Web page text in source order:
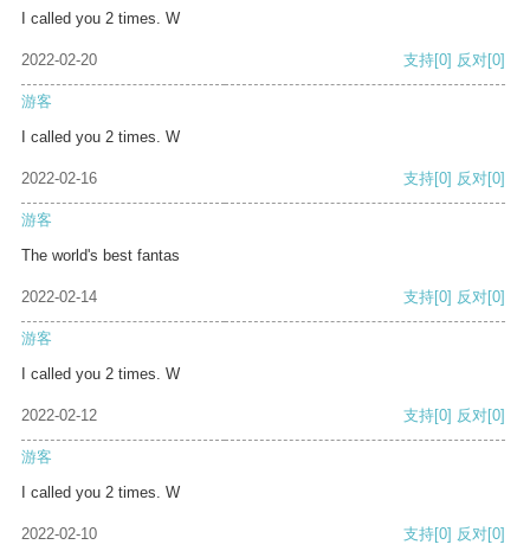
I called you 2 times. W
2022-02-20 支持[0] 反对[0]
游客
I called you 2 times. W
2022-02-16 支持[0] 反对[0]
游客
The world's best fantas
2022-02-14 支持[0] 反对[0]
游客
I called you 2 times. W
2022-02-12 支持[0] 反对[0]
游客
I called you 2 times. W
2022-02-10 支持[0] 反对[0]